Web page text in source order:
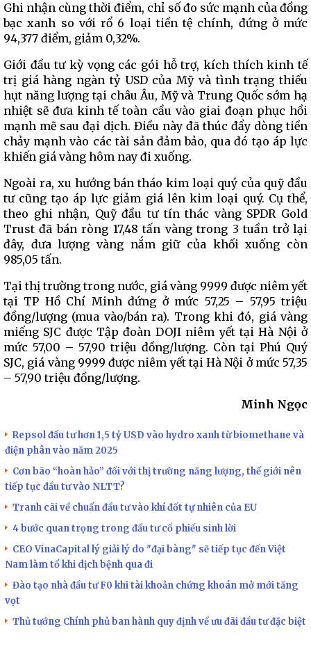
Ghi nhận cùng thời điểm, chỉ số đo sức mạnh của đồng
bạc xanh so với rổ 6 loại tiền tệ chính, đứng ở mức
94,377 điểm, giảm 0,32%.
Giới đầu tư kỳ vọng các gói hỗ trợ, kích thích kinh tế
trị giá hàng ngàn tỷ USD của Mỹ và tình trạng thiếu
hụt năng lượng tại châu Âu, Mỹ và Trung Quốc sớm hạ
nhiệt sẽ đưa kinh tế toàn cầu vào giai đoạn phục hồi
mạnh mẽ sau đại dịch. Điều này đã thúc đẩy dòng tiền
chảy mạnh vào các tài sản đảm bảo, qua đó tạo áp lực
khiến giá vàng hôm nay đi xuống.
Ngoài ra, xu hướng bán tháo kim loại quý của quỹ đầu
tư cũng tạo áp lực giảm giá lên kim loại quý. Cụ thể,
theo ghi nhận, Quỹ đầu tư tín thác vàng SPDR Gold
Trust đã bán ròng 17,48 tấn vàng trong 3 tuần trở lại
đây, đưa lượng vàng nắm giữ của khối xuống còn
985,05 tấn.
Tại thị trường trong nước, giá vàng 9999 được niêm yết
tại TP Hồ Chí Minh đứng ở mức 57,25 – 57,95 triệu
đồng/lượng (mua vào/bán ra). Trong khi đó, giá vàng
miếng SJC được Tập đoàn DOJI niêm yết tại Hà Nội ở
mức 57,00 – 57,90 triệu đồng/lượng. Còn tại Phú Quý
SJC, giá vàng 9999 được niêm yết tại Hà Nội ở mức 57,35
– 57,90 triệu đồng/lượng.
Minh Ngọc
Repsol đầu tư hơn 1,5 tỷ USD vào hydro xanh từ biomethane và
điện phân vào năm 2025
Cơn bão “hoàn hảo” đối với thị trường năng lượng, thế giới nên
tiếp tục đầu tư vào NLTT?
Tranh cãi về chuẩn đầu tư vào khí đốt tự nhiên của EU
4 bước quan trọng trong đầu tư cổ phiếu sinh lời
CEO VinaCapital lý giải lý do "đại bàng" sẽ tiếp tục đến Việt
Nam làm tổ khi dịch bệnh qua đi
Đào tạo nhà đầu tư F0 khi tài khoản chứng khoán mở mới tăng
vọt
Thủ tướng Chính phủ ban hành quy định về ưu đãi đầu tư đặc biệt